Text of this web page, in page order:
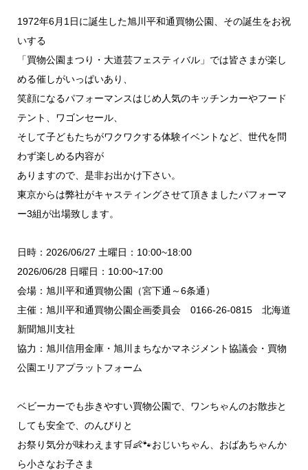
1972年6月1日に誕生した旭川平和通買物公園、その誕生をお祝
いする
「買物公園まつり・大道芸フェスティバル」では皆さまが楽し
める催しがいっぱいあり、
笑顔になるパフォーマンスはじめ人気のキッチンカーやフード
テント、ワゴンセール、
そして子どもたちがワクワクする体験イベントなど、世代を問
わず楽しめる内容が
ありますので、是非お出かけ下さい。
東京からは弊社がキャスティングさせて頂きましたパフォーマ
ー3組が出場致します。
日時：2026/06/27 土曜日：10:00~18:00
2026/06/28 日曜日：10:00~17:00
会場：旭川平和通買物公園（宮下通～6条通）
主催：旭川平和通買物公園企画委員会 0166-26-0815 北海道
新聞旭川支社
協力：旭川信用金庫・旭川まちなかマネジメント協議会・買物
公園エリアプラットフォーム
ベビーカーでも歩きやすい買物公園で、ワンちゃんのお散歩と
しても安全で、のんびりと
お祭り気分が味わえます🛒👶🐾おじいちゃん、おばあちゃんか
ら小さなお子さま